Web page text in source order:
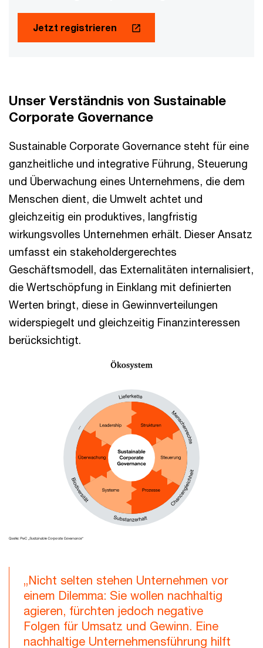
Jetzt registrieren
Unser Verständnis von Sustainable
Corporate Governance
Sustainable Corporate Governance steht für eine
ganzheitliche und integrative Führung, Steuerung
und Überwachung eines Unternehmens, die dem
Menschen dient, die Umwelt achtet und
gleichzeitig ein produktives, langfristig
wirkungsvolles Unternehmen erhält. Dieser Ansatz
umfasst ein stakeholdergerechtes
Geschäftsmodell, das Externalitäten internalisiert,
die Wertschöpfung in Einklang mit definierten
Werten bringt, diese in Gewinnverteilungen
widerspiegelt und gleichzeitig Finanzinteressen
berücksichtigt.
„Nicht selten stehen Unternehmen vor
einem Dilemma: Sie wollen nachhaltig
agieren, fürchten jedoch negative
Folgen für Umsatz und Gewinn. Eine
nachhaltige Unternehmensführung hilft